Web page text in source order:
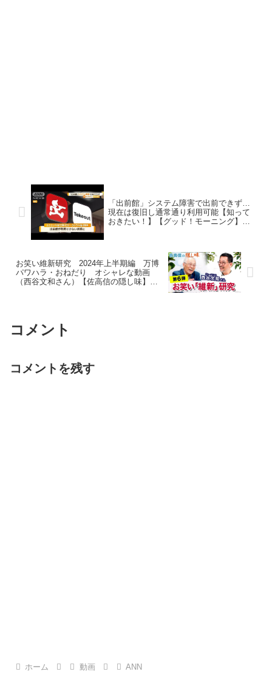
「出前館」システム障害で出前できず…
現在は復旧し通常通り利用可能【知って
おきたい！】【グッド！モーニング】
お笑い維新研究 2024年上半期編 万博
パワハラ・おねだり オシャレな動画
（西谷文和さん）【佐高信の隠し味】
コメント
コメントを残す
ホーム 動画 ANN